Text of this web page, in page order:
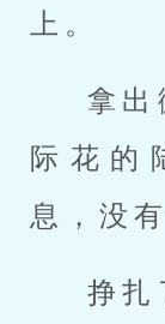
上。
拿出
际花的
息，没
挣扎